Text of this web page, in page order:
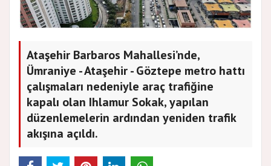
Ataşehir Barbaros Mahallesi’nde,
Ümraniye - Ataşehir - Göztepe metro hattı
çalışmaları nedeniyle araç trafiğine
kapalı olan Ihlamur Sokak, yapılan
düzenlemelerin ardından yeniden trafik
akışına açıldı.